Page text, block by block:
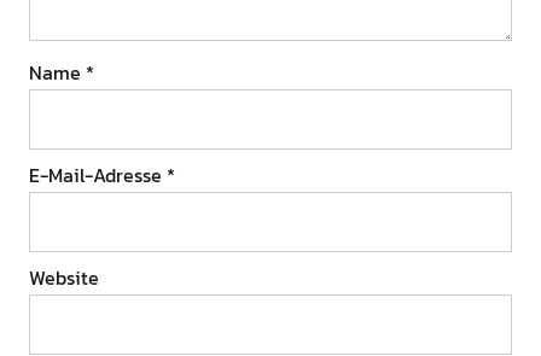
Name *
E-Mail-Adresse *
Website